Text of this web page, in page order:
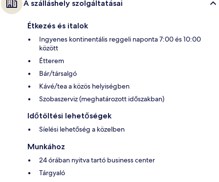
A szálláshely szolgáltatásai
Étkezés és italok
Ingyenes kontinentális reggeli naponta 7:00 és 10:00
között
Étterem
Bár/társalgó
Kávé/tea a közös helyiségben
Szobaszerviz (meghatározott időszakban)
Időtöltési lehetőségek
Síelési lehetőség a közelben
Munkához
24 órában nyitva tartó business center
Tárgyaló